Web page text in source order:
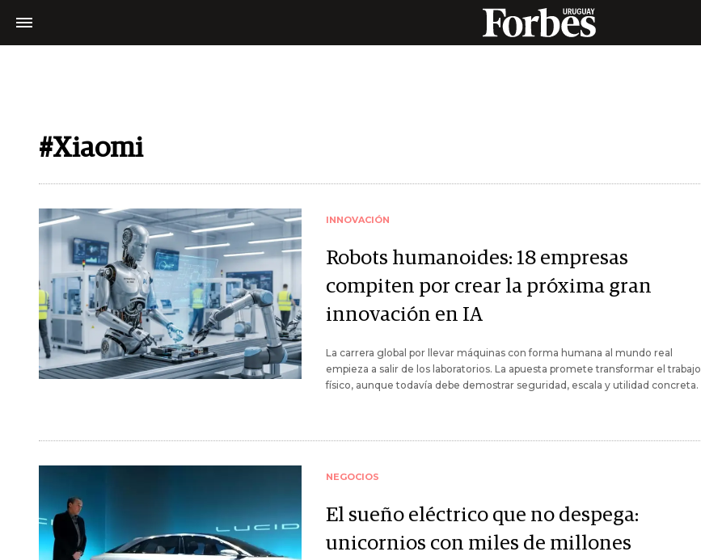
#Xiaomi
INNOVACIÓN
Robots humanoides: 18 empresas
compiten por crear la próxima gran
innovación en IA
La carrera global por llevar máquinas con forma humana al mundo real
empieza a salir de los laboratorios. La apuesta promete transformar el trabajo
físico, aunque todavía debe demostrar seguridad, escala y utilidad concreta.
NEGOCIOS
El sueño eléctrico que no despega:
unicornios con miles de millones